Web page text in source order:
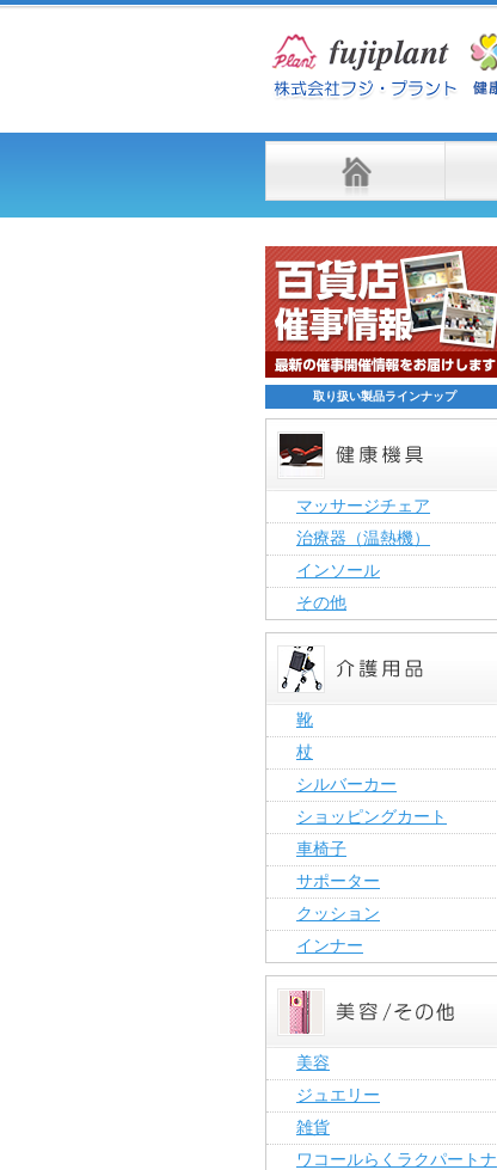
取り扱い製品ラインナップ
マッサージチェア
治療器（温熱機）
インソール
その他
靴
杖
シルバーカー
ショッピングカート
車椅子
サポーター
クッション
インナー
美容
ジュエリー
雑貨
ワコールらくラクパートナ